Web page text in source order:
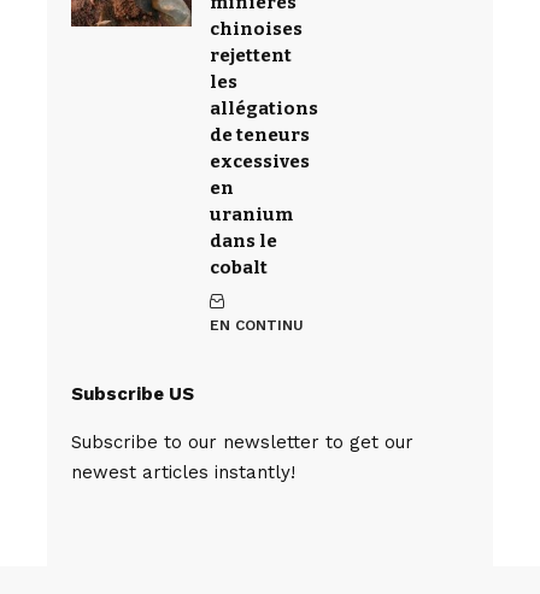
chinoises
rejettent
les
allégations
de teneurs
excessives
en
uranium
dans le
cobalt
EN CONTINU
Subscribe US
Subscribe to our newsletter to get our
newest articles instantly!